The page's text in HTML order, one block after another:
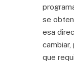
se
esa
que